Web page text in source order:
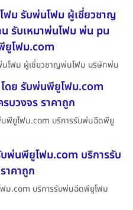
ม รับพ่นโฟม ผู้เชี่ยวชาญ
รับเหมาพ่นโฟม พ่น pu
โฟม.com
โฟม ผู้เชี่ยวชาญพ่นโฟม บริษัทพ่น
ดย รับพ่นพียูโฟม.com
บวงจร ราคาถูก
พียูโฟม.com บริการรับพ่นฉีดพียู
พ่นพียูโฟม.com บริการรับ
าคาถูก
ม.com บริการรับพ่นฉีดพียูโฟม